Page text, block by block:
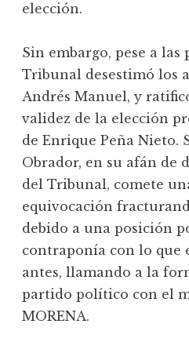
elección.
Sin embargo, pese a las
Tribunal desestimó los
Andrés Manuel, y
validez de la elección
de Enrique Peña Nieto.
Obrador, en su afán de
del Tribunal, comete
equivocación
debido a una posición
contraponía con lo que
antes, llamando a la
partido político con el
MORENA.